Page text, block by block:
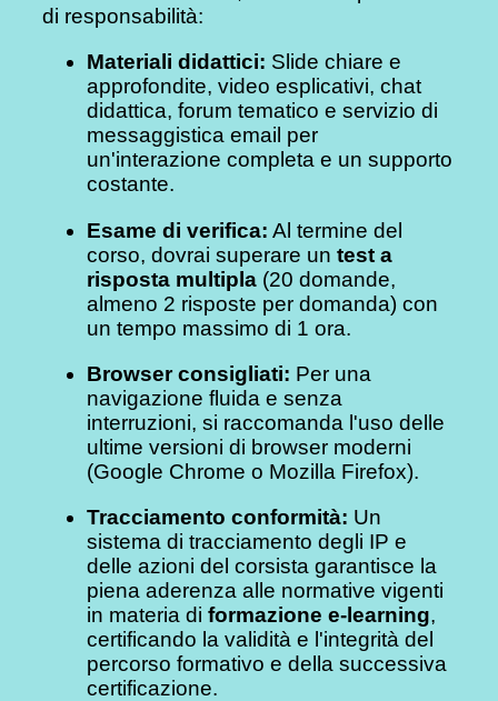
di responsabilità:
Materiali didattici: Slide chiare e
approfondite, video esplicativi, chat
didattica, forum tematico e servizio di
messaggistica email per
un'interazione completa e un supporto
costante.
Esame di verifica: Al termine del
corso, dovrai superare untest a
risposta multipla (20 domande,
almeno 2 risposte per domanda) con
un tempo massimo di 1 ora.
Browser consigliati: Per una
navigazione fluida e senza
interruzioni, si raccomanda l'uso delle
ultime versioni di browser moderni
(Google Chrome o Mozilla Firefox).
Tracciamento conformità: Un
sistema di tracciamento degli IP e
delle azioni del corsista garantisce la
piena aderenza alle normative vigenti
in materia diformazione e-learning,
certificando la validità e l'integrità del
percorso formativo e della successiva
certificazione.